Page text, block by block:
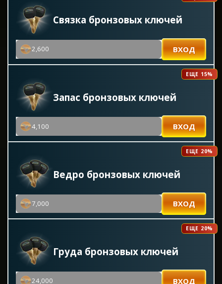
Связка бронзовых ключей
2,600 ВХОД
ЕЩЕ 15%
Запас бронзовых ключей
4,100 ВХОД
ЕЩЕ 20%
Ведро бронзовых ключей
7,000 ВХОД
ЕЩЕ 20%
Груда бронзовых ключей
24,000 ВХОД